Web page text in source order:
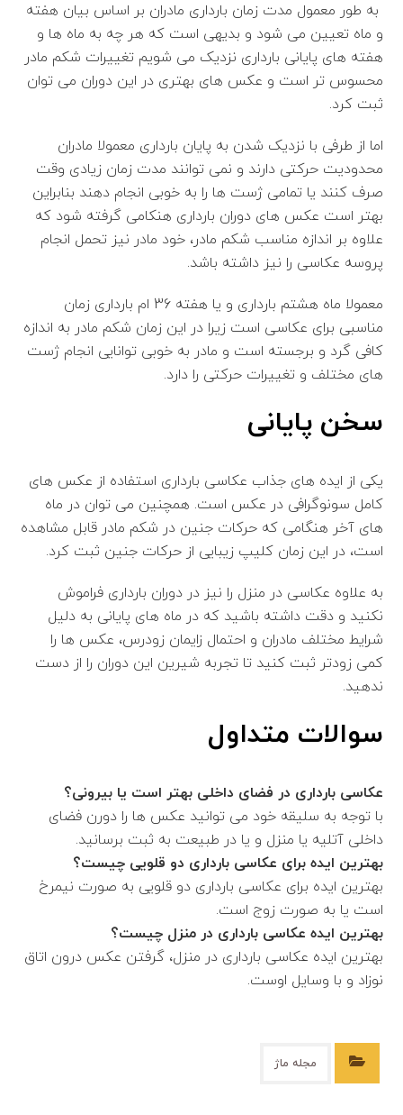
به طور معمول مدت زمان بارداری مادران بر اساس بیان هفته
و ماه تعیین می شود و بدیهی است که هر چه به ماه ها و
هفته های پایانی بارداری نزدیک می شویم تغییرات شکم مادر
محسوس تر است و عکس های بهتری در این دوران می توان
ثبت کرد.
اما از طرفی با نزدیک شدن به پایان بارداری معمولا مادران
محدودیت حرکتی دارند و نمی توانند مدت زمان زیادی وقت
صرف کنند یا تمامی ژست ها را به خوبی انجام دهند بنابراین
بهتر است عکس های دوران بارداری هنکامی گرفته شود که
علاوه بر اندازه مناسب شکم مادر، خود مادر نیز تحمل انجام
پروسه عکاسی را نیز داشته باشد.
معمولا ماه هشتم بارداری و یا هفته 36 ام بارداری زمان
مناسبی برای عکاسی است زیرا در این زمان شکم مادر به اندازه
کافی گرد و برجسته است و مادر به خوبی توانایی انجام ژست
های مختلف و تغییرات حرکتی را دارد.
سخن پایانی
یکی از ایده های جذاب عکاسی بارداری استفاده از عکس های
کامل سونوگرافی در عکس است. همچنین می توان در ماه
های آخر هنگامی که حرکات جنین در شکم مادر قابل مشاهده
است، در این زمان کلیپ زیبایی از حرکات جنین ثبت کرد.
به علاوه عکاسی در منزل را نیز در دوران بارداری فراموش
نکنید و دقت داشته باشید که در ماه های پایانی به دلیل
شرایط مختلف مادران و احتمال زایمان زودرس، عکس ها را
کمی زودتر ثبت کنید تا تجربه شیرین این دوران را از دست
ندهید.
سوالات متداول
عکاسی بارداری در فضای داخلی بهتر است یا بیرونی؟
با توجه به سلیقه خود می توانید عکس ها را دورن فضای
داخلی آتلیه یا منزل و یا در طبیعت به ثبت برسانید.
بهترین ایده برای عکاسی بارداری دو قلویی چیست؟
بهترین ایده برای عکاسی بارداری دو قلویی به صورت نیمرخ
است یا به صورت زوج است.
بهترین ایده عکاسی بارداری در منزل چیست؟
بهترین ایده عکاسی بارداری در منزل، گرفتن عکس درون اتاق
نوزاد و با وسایل اوست.
مجله ماژ